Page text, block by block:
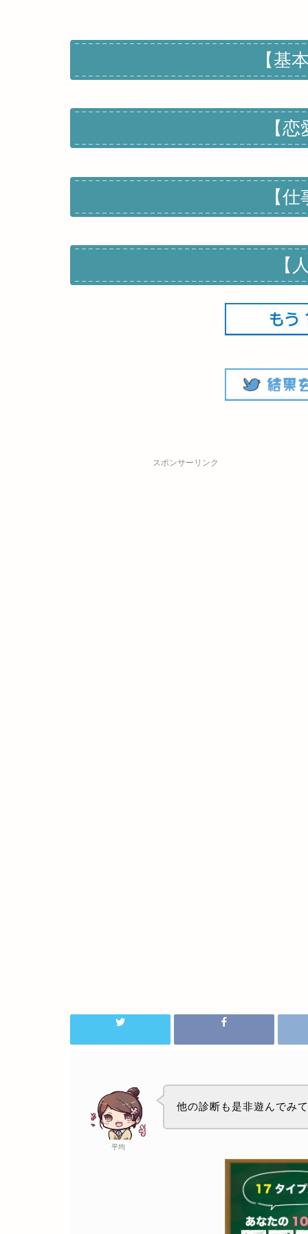
【基
【
【
【
スポンサーリンク
平均
他の診断も是非遊んでみ